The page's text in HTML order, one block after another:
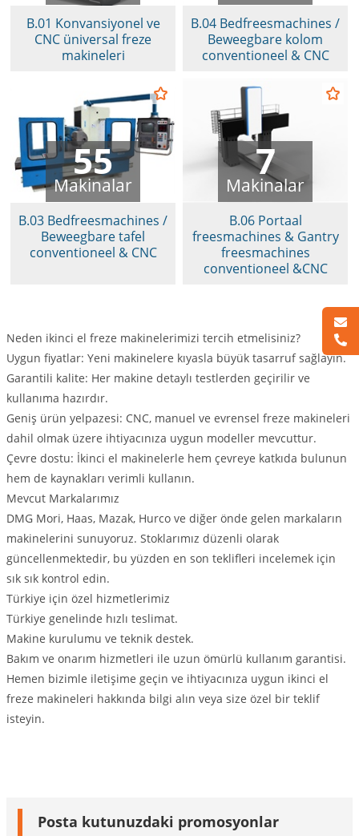
B.01 Konvansiyonel ve
CNC üniversal freze
makineleri
B.04 Bedfreesmachines /
Beweegbare kolom
conventioneel & CNC
55
Makinalar
B.03 Bedfreesmachines /
Beweegbare tafel
conventioneel & CNC
7
Makinalar
B.06 Portaal
freesmachines & Gantry
freesmachines
conventioneel &CNC
Neden ikinci el freze makinelerimizi tercih etmelisiniz?
Uygun fiyatlar: Yeni makinelere kıyasla büyük tasarruf sağlayın.
Garantili kalite: Her makine detaylı testlerden geçirilir ve
kullanıma hazırdır.
Geniş ürün yelpazesi: CNC, manuel ve evrensel freze makineleri
dahil olmak üzere ihtiyacınıza uygun modeller mevcuttur.
Çevre dostu: İkinci el makinelerle hem çevreye katkıda bulunun
hem de kaynakları verimli kullanın.
Mevcut Markalarımız
DMG Mori, Haas, Mazak, Hurco ve diğer önde gelen markaların
makinelerini sunuyoruz. Stoklarımız düzenli olarak
güncellenmektedir, bu yüzden en son teklifleri incelemek için
sık sık kontrol edin.
Türkiye için özel hizmetlerimiz
Türkiye genelinde hızlı teslimat.
Makine kurulumu ve teknik destek.
Bakım ve onarım hizmetleri ile uzun ömürlü kullanım garantisi.
Hemen bizimle iletişime geçin ve ihtiyacınıza uygun ikinci el
freze makineleri hakkında bilgi alın veya size özel bir teklif
isteyin.
Posta kutunuzdaki promosyonlar